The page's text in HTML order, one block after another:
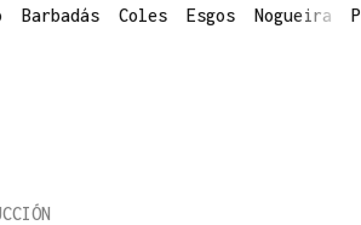
Barbadás Coles Esgos Nogueira